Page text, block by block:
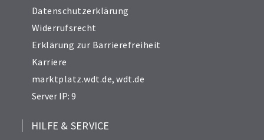
19
21
Datenschutzerklärung
Widerrufsrecht
Erklärung zur Barrierefreiheit
Karriere
marktplatz.wdt.de,wdt.de
Server IP: 9
HILFE & SERVICE